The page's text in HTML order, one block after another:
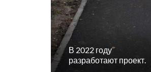
В 2022 году
разработают проект.